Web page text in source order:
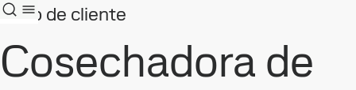
Caso de cliente
Cosechadora de